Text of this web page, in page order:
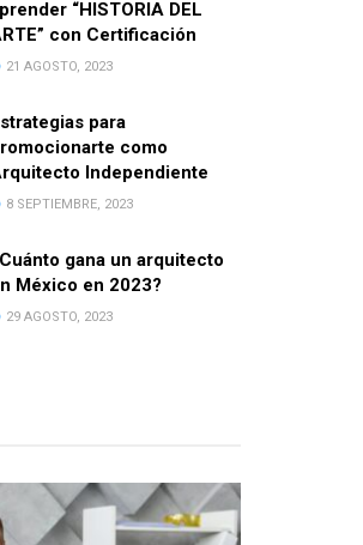
“HISTORIA DEL
con Certificación
21 AGOSTO, 2023
para
como
Independiente
8 SEPTIEMBRE, 2023
gana un arquitecto
México en 2023?
29 AGOSTO, 2023